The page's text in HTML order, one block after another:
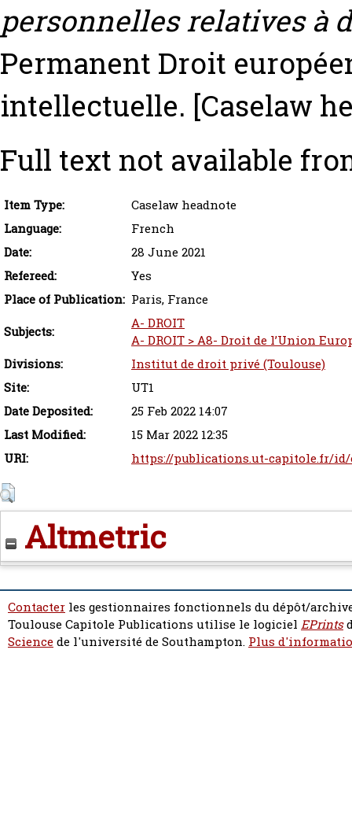
personnelles relatives à
Permanent Droit
intellectuelle. [Caselaw
Full text not available
Item Type:
Caselaw headnote
Language:
French
Date:
28 June 2021
Refereed:
Yes
Place of Publication: Paris, France
Subjects:
A- DROIT
A- DROIT > A8- Droit de l’Union
Divisions:
Institut de droit privé (Toulouse)
Site:
UT1
Date Deposited:
25 Feb 2022 14:07
Last Modified:
15 Mar 2022 12:35
URI:
https://publications.ut-capitole.fr/
Altmetric
Contacter les gestionnaires fonctionnels du dépôt/
Toulouse Capitole Publications utilise le logiciel EPrints
Sciencede l'université de Southampton. Plus